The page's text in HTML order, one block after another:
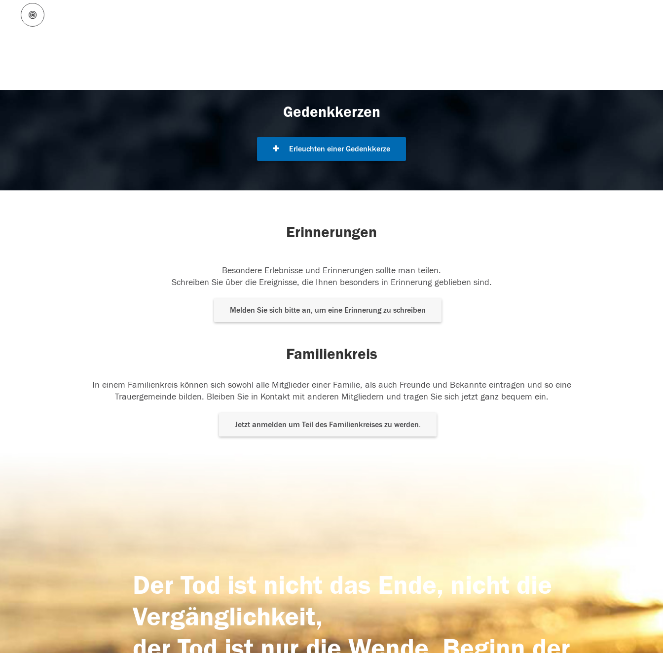
Gedenkkerzen
Erleuchten einer Gedenkkerze
Erinnerungen
Besondere Erlebnisse und Erinnerungen sollte man teilen.
Schreiben Sie über die Ereignisse, die Ihnen besonders in Erinnerung geblieben sind.
Melden Sie sich bitte an, um eine Erinnerung zu schreiben
Familienkreis
In einem Familienkreis können sich sowohl alle Mitglieder einer Familie, als auch Freunde und Bekannte eintragen und so eine
Trauergemeinde bilden. Bleiben Sie in Kontakt mit anderen Mitgliedern und tragen Sie sich jetzt ganz bequem ein.
Jetzt anmelden um Teil des Familienkreises zu werden.
Der Tod ist nicht das Ende, nicht die
Vergänglichkeit,